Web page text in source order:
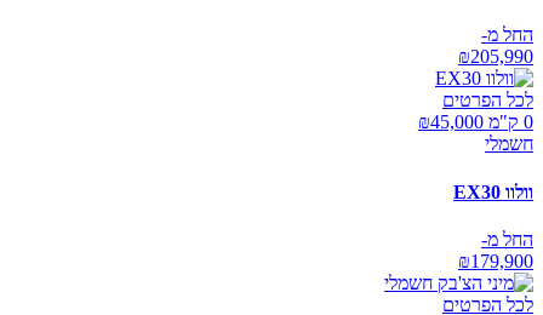
החל מ-
₪205,990
לכל הפרטים
0 ק"מ ₪
45,000
חשמלי
וולוו EX30
החל מ-
₪179,900
לכל הפרטים